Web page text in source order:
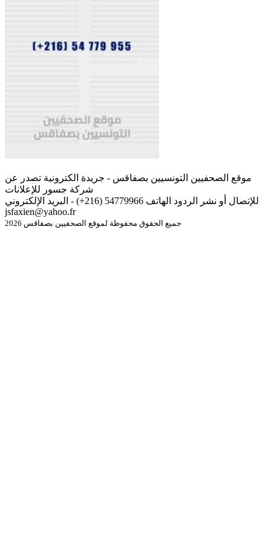
موقع الصحفيين التونسيين بصفاقس - جريدة الكترونية تصدر عن
شركة جسور للإعلانات
للإتصال أو نشر الردود الهاتف 54779966 (216+) - البريد الإلكتروني
jsfaxien@yahoo.fr
جميع الحقوق محفوظة لموقع الصحفيين بصفاقس 2026